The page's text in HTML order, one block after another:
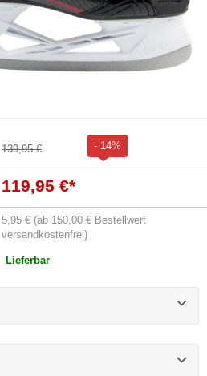
139,95 € - 14%
119,95 €*
5,95 € (ab 150,00 € Bestellwert
versandkostenfrei)
Lieferbar